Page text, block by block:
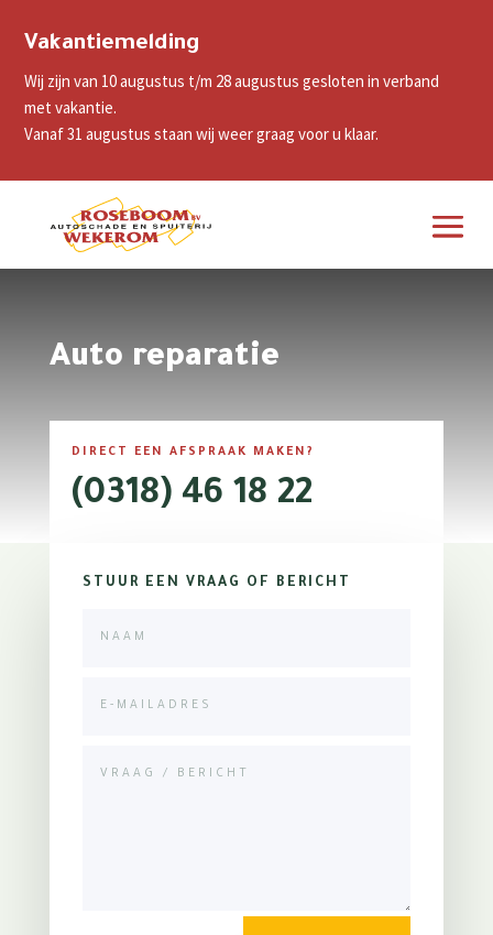
Vakantiemelding
Wij zijn van 10 augustus t/m 28 augustus gesloten in verband
met vakantie.
Vanaf 31 augustus staan wij weer graag voor u klaar.
Auto reparatie
DIRECT EEN AFSPRAAK MAKEN?
(0318) 46 18 22
STUUR EEN VRAAG OF BERICHT